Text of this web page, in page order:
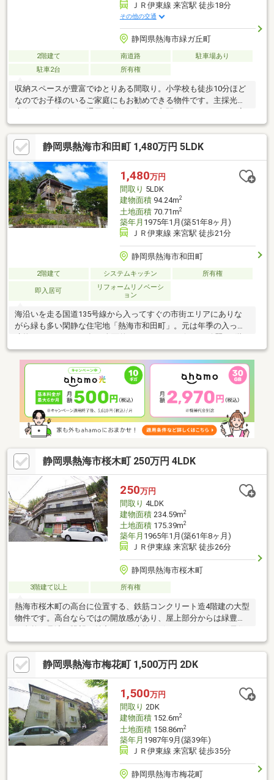
ＪＲ伊東線 来宮駅 徒歩18分
その他の交通
静岡県熱海市緑ガ丘町
2階建て 南道路
駐車場あり
駐車2台
所有権
収納スペースが豊富でゆとりある間取り。小学校も徒歩10分ほど
なのでお子様のいるご家庭にもお勧めできる物件です。主採光は
庭菜園やガーデニングもお楽しみいただけます。基礎部分がRC造
の車庫になっており、2台分の屋根付駐車場が確保できるのも嬉し
いポイントです。
静岡県熱海市和田町 1,480万円 5LDK
1,480万円
間取り 5LDK
建物面積94.24m2
土地面積70.71m2
築年月 1975年1月(築51年8ヶ月)
ＪＲ伊東線 来宮駅 徒歩21分
静岡県熱海市和田町
2階建て システムキッチン 所有権
即入居可
リフォームリノベーシ
ョン
海沿いを走る国道135号線から入ってすぐの市街エリアにありな
がら緑も多い閑静な住宅地「熱海市和田町」。元は年季の入った
建です。徒歩3分ほどで行けるドラッグストア「セイジョー」では
日用品や食品も扱っており生活便も良好。海までもすぐに出られ
ますのでレジャーの拠点としてもおすすめできる物件です。すぐ
近くに月極駐車場があります（10000円/月）
静岡県熱海市桜木町 250万円 4LDK
250万円
間取り 4LDK
建物面積234.59m2
土地面積175.39m2
築年月 1965年1月(築61年8ヶ月)
ＪＲ伊東線 来宮駅 徒歩26分
静岡県熱海市桜木町
3階建て以上 所有権
熱海市桜木町の高台に位置する、鉄筋コンクリート造4階建の大型
物件です。高台ならではの開放感があり、屋上部分からは緑豊か
用としてはもちろん、間取りや構成を活かした多用途での活用も
ご検討いただけます。また、倉庫部分は月額2万円、駐車場2台分
はそれぞれ月額1万円で賃貸中となっております。建物全体の経年
劣化が進んでおり、室内外ともに大規模な修繕・改修を前提にご
検討いただく必要があります。現況のままでのお引渡しとなり、
一部越境もございます。現地の状態や建物コンディションを十分
にご確認のうえ、ご検討いただきたい物件です。
静岡県熱海市梅花町 1,500万円 2DK
1,500万円
間取り 2DK
建物面積152.6m2
土地面積158.86m2
築年月 1987年9月(築39年)
ＪＲ伊東線 来宮駅 徒歩35分
静岡県熱海市梅花町